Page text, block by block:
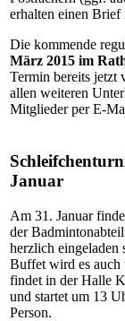
erhalten einen
Die kommende
März 2015 im
Termin bereits jetzt
allen weiteren
Mitglieder per E-
Januar
Am 31. Januar
der
herzlich eingeladen
Buffet wird es auch
findet in der Halle
und startet um 13
Person.